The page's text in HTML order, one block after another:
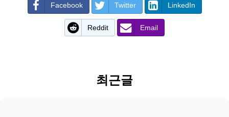
Facebook Twitter LinkedIn
Reddit Email
최근글